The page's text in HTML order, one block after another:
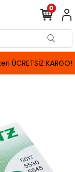
ÜCRETSİZ KARGO!
0